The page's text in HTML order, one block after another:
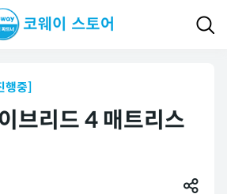
행중]
브리드 4 매트리스